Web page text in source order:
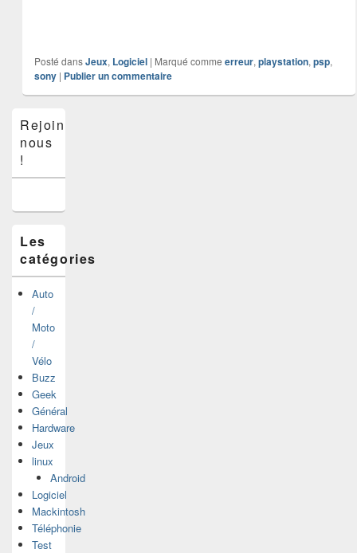
Posté dans Jeux, Logiciel | Marqué comme erreur, playstation, psp,
sony | Publier un commentaire
principale
de
widget
latérale
Rejoins-
nous
!
Les
catégories
Auto
/
Moto
/
Vélo
Buzz
Geek
Général
Hardware
Jeux
linux
Android
Logiciel
Mackintosh
Téléphonie
Test